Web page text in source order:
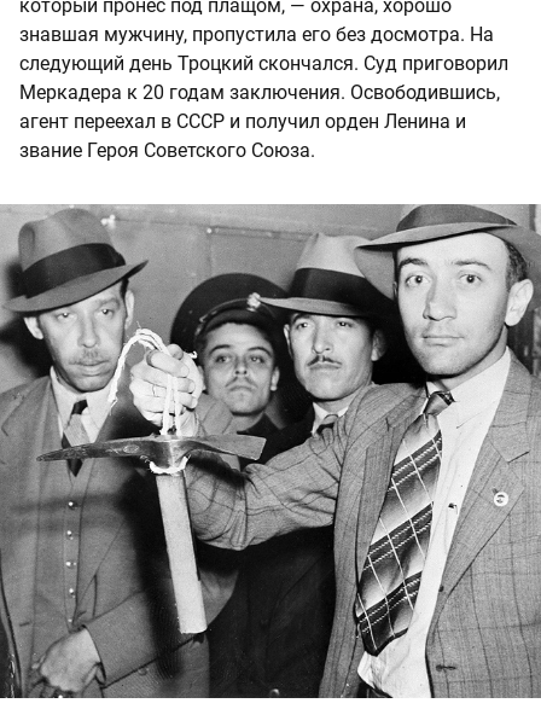
который пронес под плащом, — охрана, хорошо
знавшая мужчину, пропустила его без досмотра. На
следующий день Троцкий скончался. Суд приговорил
Меркадера к 20 годам заключения. Освободившись,
агент переехал в СССР и получил орден Ленина и
звание Героя Советского Союза.